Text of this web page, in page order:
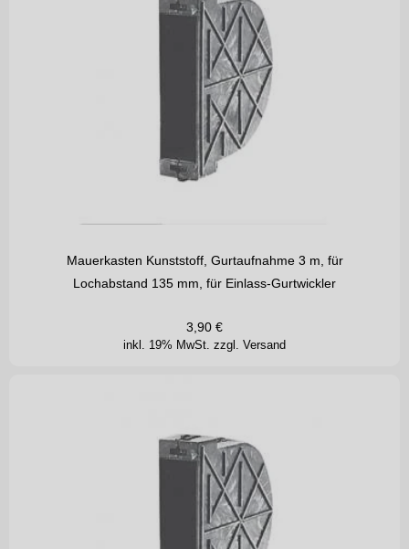
Mauerkasten Kunststoff, Gurtaufnahme 3 m, für
Lochabstand 135 mm, für Einlass-Gurtwickler
inkl. 19% MwSt. zzgl. Versand
3,90 €